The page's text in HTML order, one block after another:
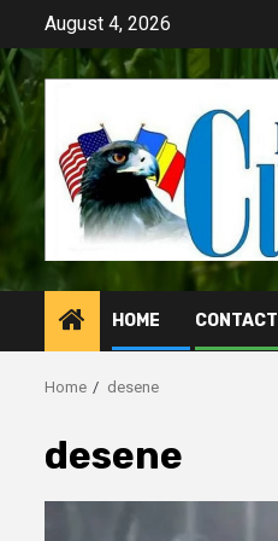
content
August 4, 2026
HOME CONTACT
Home desene
desene